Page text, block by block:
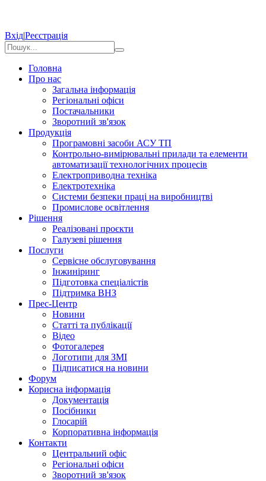
Вхід|Реєстрація
Головна
Про нас
Загальна інформація
Регіональні офіси
Постачальники
Зворотний зв'язок
Продукція
Програмовні засоби АСУ ТП
Контрольно-вимірювальні прилади та елементи
автоматизації технологічних процесів
Електроприводна техніка
Електротехніка
Системи безпеки праці на виробництві
Промислове освітлення
Рішення
Реалізовані проєкти
Галузеві рішення
Послуги
Сервісне обслуговування
Інжиніринг
Підготовка спеціалістів
Підтримка ВНЗ
Прес-Центр
Новини
Статті та публікації
Відео
Фотогалерея
Логотипи для ЗМІ
Підписатися на новини
Форум
Корисна інформація
Документація
Посібники
Глосарій
Корпоративна інформація
Контакти
Центральний офіс
Регіональні офіси
Зворотний зв'язок